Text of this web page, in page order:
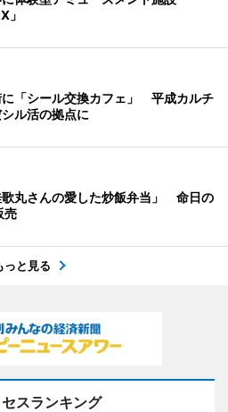
」
に「シール交換カフェ」 平成カルチ
ル活の拠点に
歌丸さんの愛した炒飯弁当」 命日の
売
っと見る
スランキング